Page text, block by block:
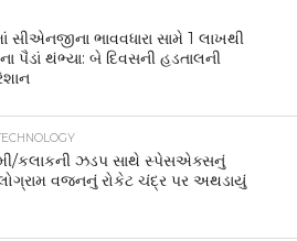
સીએનજીના ભાવવધારા સામે 1 લાખથી
પૈડાં થંભ્યા: બે દિવસની હડતાલની
કલાકની ઝડપ સાથે સ્પેસએક્સનું
વજનનું રોકેટ ચંદ્ર પર અથડાયું